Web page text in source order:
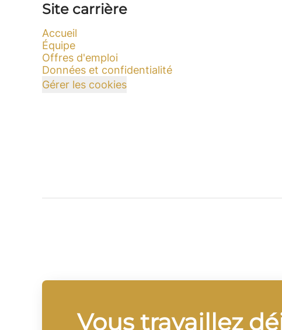
Site carrière
Accueil
Équipe
Offres d'emploi
Données et confidentialité
Gérer les cookies
Vous travaillez